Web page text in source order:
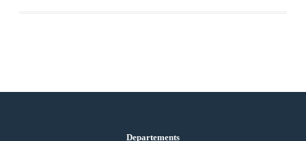
Departements